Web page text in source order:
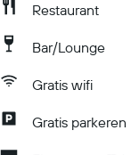
Restaurant
Bar/Lounge
Gratis wifi
Gratis parkeren